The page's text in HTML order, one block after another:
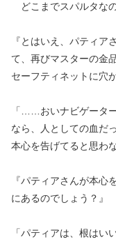
どこまでスパルタな
『とはいえ、パティア
て、再びマスターの金
セーフティネットに穴
「……おいナビゲータ
なら、人としての血だ
本心を告げてると思わ
『パティアさんが本
にあるのでしょう？』
「パティアは、根はい